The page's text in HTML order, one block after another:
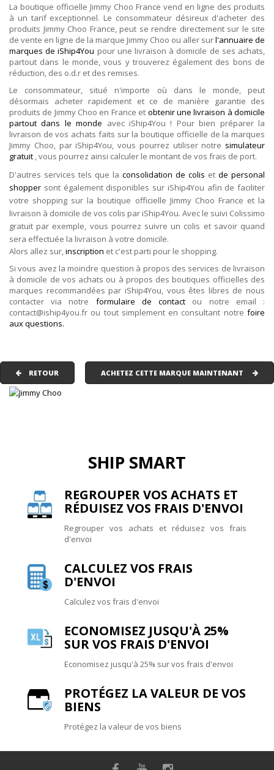
La boutique officielle Jimmy Choo France vend en ligne des produits
à un tarif exceptionnel. Le consommateur désireux d'acheter des
produits Jimmy Choo France, peut se rendre directement sur le site
de vente en ligne de la marque Jimmy Choo ou aller surl'annuaire de
marques de iShip4You pour une livraison à domicile de ses achats,
partout dans le monde, vous y trouverez également des bons de
réduction, des o.d.r et des remises.
Le consommateur, situé n'importe où dans le monde, peut
désormais acheter rapidement et ce de manière garantie des
produits de Jimmy Choo en France et obtenir une livraison à domicile
partout dans le monde avec iShip4You ! Pour bien préparer la
livraison de vos achats faits sur la boutique officielle de la marques
Jimmy Choo, par iShip4You, vous pourrez utiliser notre simulateur
gratuit , vous pourrez ainsi calculer le montant de vos frais de port.
D'autres services tels que la consolidation de colis et de personal
shopper sont également disponibles sur iShip4You afin de faciliter
votre shopping sur la boutique officielle Jimmy Choo France et la
livraison à domicile de vos colis par iShip4You. Avec le suivi Colissimo
gratuit par exemple, vous pourrez suivre un colis et savoir quand
sera effectuée la livraison à votre domicile.
Alors allez sur, inscription et c'est parti pour le shopping.
Si vous avez la moindre question à propos des services de livraison
à domicile de vos achats ou à propos des boutiques officielles des
marques recommandées par iShip4You, vous êtes libres de nous
contacter via notre formulaire de contact ou notre email :
contact@iship4you.fr ou tout simplement en consultant notre foire
aux questions.
RETOUR ACHETEZ CETTE MARQUE MAINTENANT
SHIP SMART
REGROUPER VOS ACHATS ET
RÉDUISEZ VOS FRAIS D'ENVOI
Regrouper vos achats et réduisez vos frais
d'envoi
CALCULEZ VOS FRAIS
D'ENVOI
Calculez vos frais d'envoi
ECONOMISEZ JUSQU'À 25%
SUR VOS FRAIS D'ENVOI
Economisez jusqu'à 25% sur vos frais d'envoi
PROTÉGEZ LA VALEUR DE VOS
BIENS
Protégez la valeur de vos biens